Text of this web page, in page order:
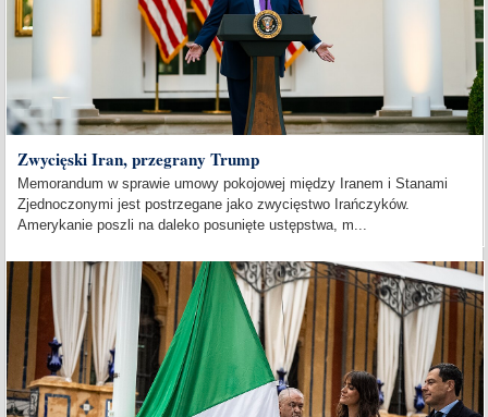
Zwycięski Iran, przegrany Trump
Memorandum w sprawie umowy pokojowej między Iranem i Stanami
Zjednoczonymi jest postrzegane jako zwycięstwo Irańczyków.
Amerykanie poszli na daleko posunięte ustępstwa, m...